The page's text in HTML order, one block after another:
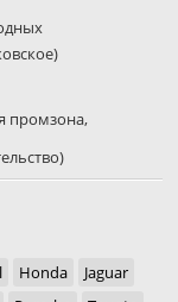
промзона,
Honda
Jaguar